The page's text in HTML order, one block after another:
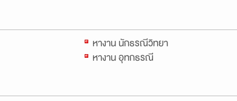
หางาน นักธรณีวิทยา
หางาน อุทกธรณี